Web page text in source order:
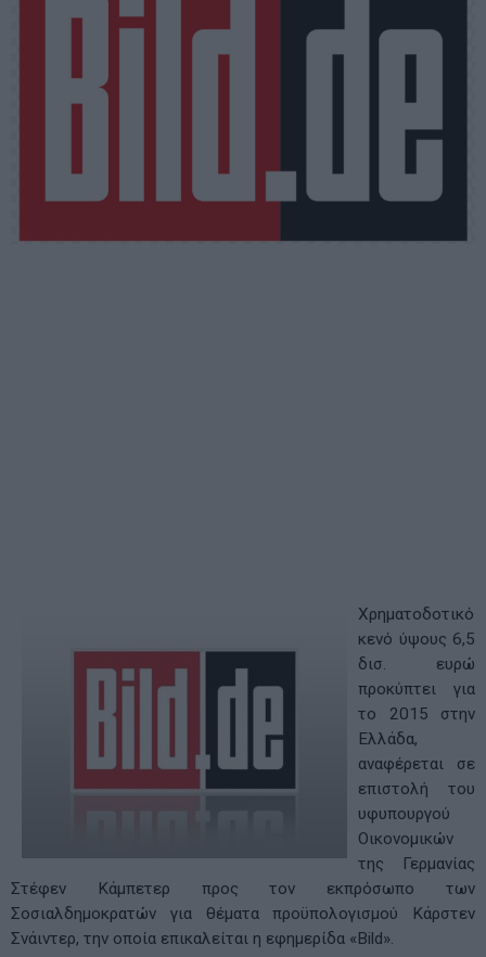
Χρηματοδοτικό
κενό ύψους 6,5
δισ. ευρώ
προκύπτει για
το 2015 στην
Ελλάδα,
αναφέρεται σε
επιστολή του
υφυπουργού
Οικονομικών
της Γερμανίας
Στέφεν Κάμπετερ προς τον εκπρόσωπο των
Σοσιαλδημοκρατών για θέματα προϋπολογισμού Κάρστεν
Σνάιντερ, την οποία επικαλείται η εφημερίδα «Bild».